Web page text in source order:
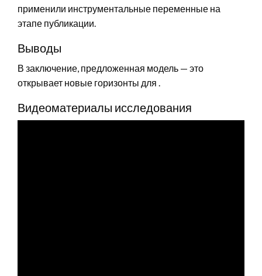
применили инструментальные переменные на
этапе публикации.
Выводы
В заключение, предложенная модель — это
открывает новые горизонты для .
Видеоматериалы исследования